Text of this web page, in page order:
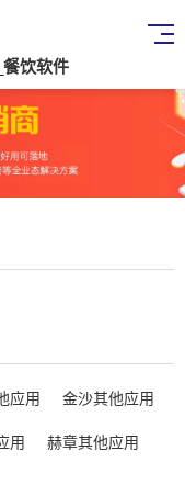
饮软件
应用
金沙其他应用
用 赫章其他应用